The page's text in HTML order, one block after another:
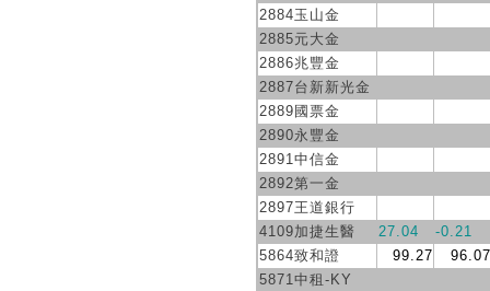
2884玉山金
2885元大金
2886兆豐金
2887台新新光金
2889國票金
2890永豐金
2891中信金
2892第一金
2897王道銀行
4109加捷生醫
27.04
-0.21
5864致和證
99.27
96.07
5871中租-KY